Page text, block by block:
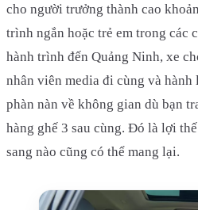
cho người trưởng thành cao
trình ngắn hoặc trẻ em trong các
hành trình đến Quảng Ninh, xe
nhân viên media đi cùng và
phàn nàn về không gian dù bạn
hàng ghế 3 sau cùng. Đó là lợi
sang nào cũng có thể mang lại.